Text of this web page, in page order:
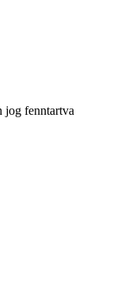
fenntartva